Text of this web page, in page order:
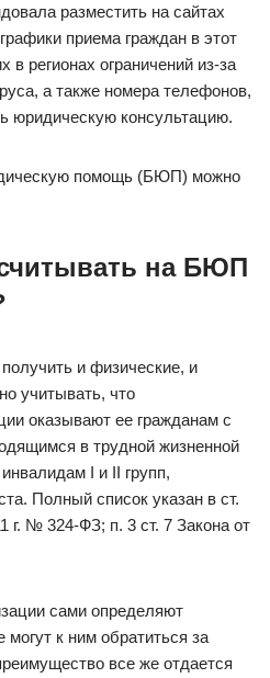
разместить на сайтах
приема граждан в этот
регионах ограничений из-за
а также номера телефонов,
юридическую консультацию.
помощь (БЮП) можно
на БЮП
и физические, и
учитывать, что
оказывают ее гражданам с
в трудной жизненной
I и II групп,
Полный список указан в ст.
г. № 324-ФЗ; п. 3 ст. 7 Закона от
сами определяют
могут к ним обратиться за
все же отдается